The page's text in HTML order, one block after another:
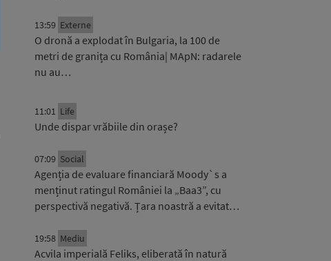
13:59 Externe
O dronă a explodat în Bulgaria, la 100 de
metri de granița cu România| MApN: radarele
nu au…
11:01 Life
Unde dispar vrăbiile din orașe?
07:09 Social
Agenția de evaluare financiară Moody`s a
menținut ratingul României la „Baa3”, cu
perspectivă negativă. Țara noastră a evitat…
19:58 Mediu
Acvila imperială Feliks, eliberată în natură